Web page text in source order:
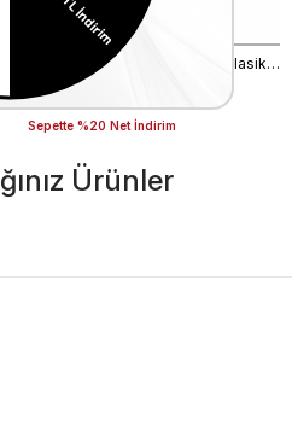
Kemal Tanca Bağcıklı Erkek Klasik Ayakkabı 700
₺9.000,00
Sepette %20 Net İndirim
Ürünler